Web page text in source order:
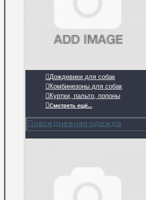
Дождевики для собак
Комбинезоны для собак
Куртки, пальто, попоны
Смотреть ещё...
Повседневная одежда